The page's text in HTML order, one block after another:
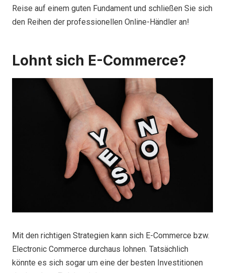
Reise auf einem guten Fundament und schließen Sie sich
den Reihen der professionellen Online-Händler an!
Lohnt sich E-Commerce?
Mit den richtigen Strategien kann sich E-Commerce bzw.
Electronic Commerce durchaus lohnen. Tatsächlich
könnte es sich sogar um eine der besten Investitionen